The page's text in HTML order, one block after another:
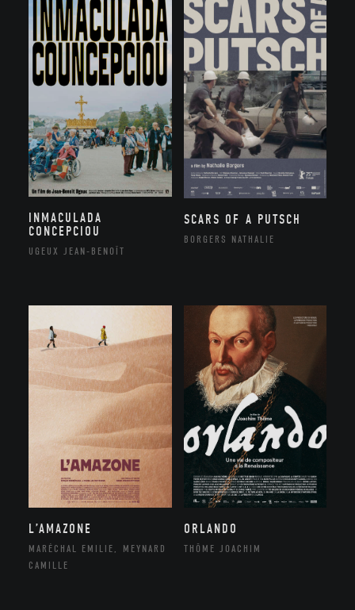
INMACULADA
CONCEPCIOU
UGEUX JEAN-BENOÎT
SCARS OF A PUTSCH
BORGERS NATHALIE
L’AMAZONE
MARÉCHAL EMILIE, MEYNARD
CAMILLE
ORLANDO
THÔME JOACHIM